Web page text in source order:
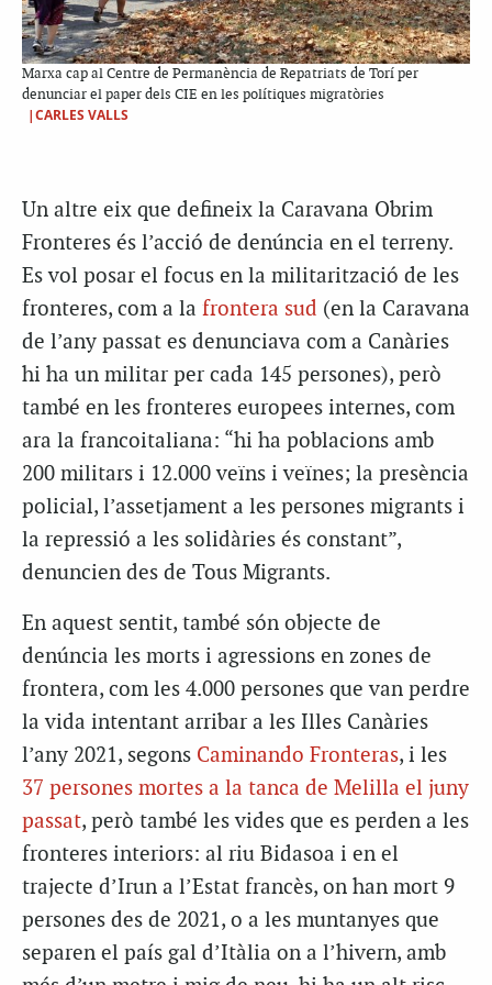
Marxa cap al Centre de Permanència de Repatriats de Torí per
denunciar el paper dels CIE en les polítiques migratòries
|CARLES VALLS
Un altre eix que defineix la Caravana Obrim
Fronteres és l’acció de denúncia en el terreny.
Es vol posar el focus en la militarització de les
fronteres, com a la frontera sud (en la Caravana
de l’any passat es denunciava com a Canàries
hi ha un militar per cada 145 persones), però
també en les fronteres europees internes, com
ara la francoitaliana: “hi ha poblacions amb
200 militars i 12.000 veïns i veïnes; la presència
policial, l’assetjament a les persones migrants i
la repressió a les solidàries és constant”,
denuncien des de Tous Migrants.
En aquest sentit, també són objecte de
denúncia les morts i agressions en zones de
frontera, com les 4.000 persones que van perdre
la vida intentant arribar a les Illes Canàries
l’any 2021, segons Caminando Fronteras, i les
37 persones mortes a la tanca de Melilla el juny
passat, però també les vides que es perden a les
fronteres interiors: al riu Bidasoa i en el
trajecte d’Irun a l’Estat francès, on han mort 9
persones des de 2021, o a les muntanyes que
separen el país gal d’Itàlia on a l’hivern, amb